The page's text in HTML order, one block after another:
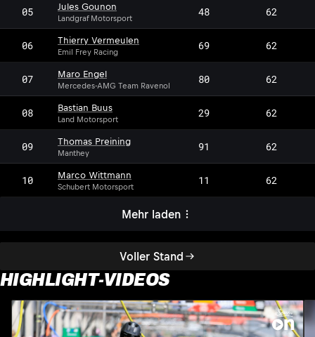
Voller Stand
05 Jules Gounon
Landgraf Motorsport 48 62
06 Thierry Vermeulen
Emil Frey Racing 69 62
07 Maro Engel
Mercedes-AMG Team Ravenol 80 62
08 Bastian Buus
Land Motorsport 29 62
09 Thomas Preining
Manthey 91 62
10 Marco Wittmann
Schubert Motorsport 11 62
Mehr laden
HIGHLIGHT-VIDEOS